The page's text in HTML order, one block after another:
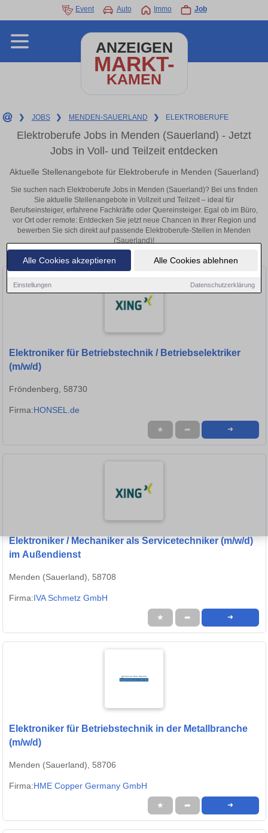
Alle Cookies akzeptieren Alle Cookies ablehnen
Einstellungen Datenschutzerklärung
Event Auto Immo Job
ANZEIGEN
MARKT-
KAMEN
❯ JOBS ❯ MENDEN-SAUERLAND ❯ ELEKTROBERUFE
Elektroberufe Jobs in Menden (Sauerland) - Jetzt
Jobs in Voll- und Teilzeit entdecken
Aktuelle Stellenangebote für Elektroberufe in Menden (Sauerland)
Sie suchen nach Elektroberufe Jobs in Menden (Sauerland)? Bei uns finden
Sie aktuelle Stellenangebote in Vollzeit und Teilzeit – ideal für
Berufseinsteiger, erfahrene Fachkräfte oder Quereinsteiger. Egal ob im Büro,
vor Ort oder remote: Entdecken Sie jetzt neue Chancen in Ihrer Region und
bewerben Sie sich direkt auf passende Elektroberufe-Stellen in Menden
(Sauerland)!
Elektroniker für Betriebstechnik / Betriebselektriker
(m/w/d)
Fröndenberg, 58730
Firma:HONSEL.de
★ ➦ ➜
Elektroniker / Mechaniker als Servicetechniker (m/w/d)
im Außendienst
Menden (Sauerland), 58708
Firma:IVA Schmetz GmbH
★ ➦ ➜
Elektroniker für Betriebstechnik in der Metallbranche
(m/w/d)
Menden (Sauerland), 58706
Firma:HME Copper Germany GmbH
★ ➦ ➜